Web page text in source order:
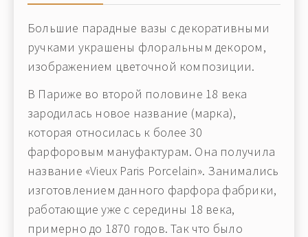
Большие парадные вазы с декоративными
ручками украшены флоральным декором,
изображением цветочной композиции.
В Париже во второй половине 18 века
зародилась новое название (марка),
которая относилась к более 30
фарфоровым мануфактурам. Она получила
название «Vieux Paris Porcelain». Занимались
изготовлением данного фарфора фабрики,
работающие уже с середины 18 века,
примерно до 1870 годов. Так что было